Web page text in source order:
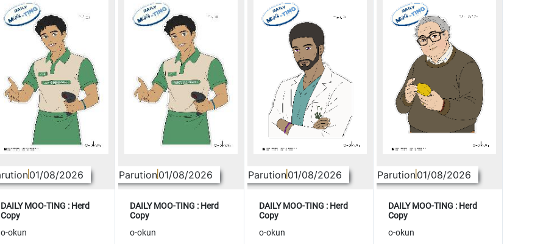
01/08/2026
DAILY MOO-TING : Herd
Copy
o-okun
Parution01/08/2026
DAILY MOO-TING : Herd
Copy
o-okun
Parution01/08/2026
DAILY MOO-TING : Herd
Copy
o-okun
Parution01/08/2026
DAILY MOO-TING : Herd
Copy
o-okun